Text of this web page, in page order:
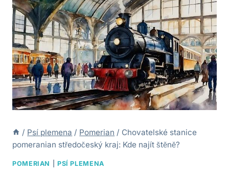
/ Psí plemena / Pomerian / Chovatelské stanice
pomeranian středočeský kraj: Kde najít štěně?
POMERIAN PSÍ PLEMENA